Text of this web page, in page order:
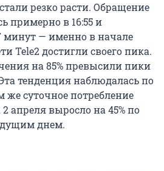
резко расти. Обращение
примерно в 16:55 и
минут — именно в начале
Tele2 достигли своего пика.
на 85% превысили пики
тенденция наблюдалась по
же суточное потребление
апреля выросло на 45% по
днем.